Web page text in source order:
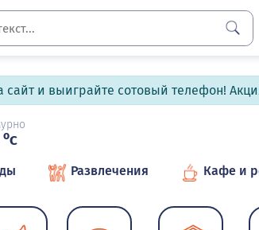
и выиграйте сотовый телефон!
oC
Развлечения Кафе и